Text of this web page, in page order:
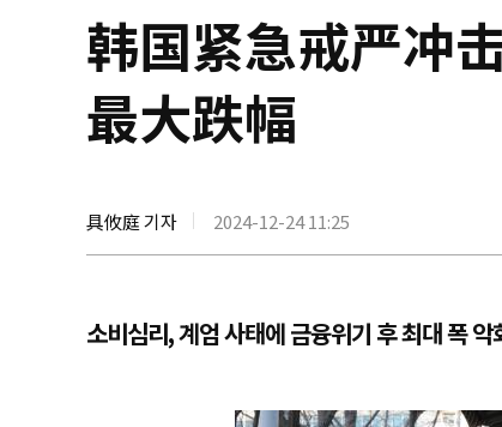
韩国紧急戒严冲
最大跌幅
具攸庭 기자 2024-12-24 11:25
소비심리, 계엄 사태에 금융위기 후 최대 폭 악